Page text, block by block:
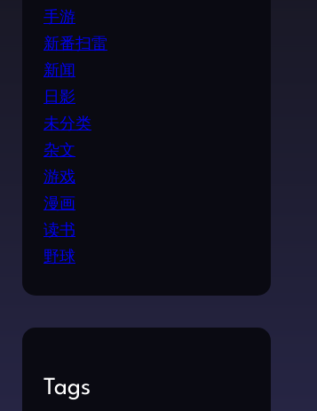
手游
新番扫雷
新闻
日影
未分类
杂文
游戏
漫画
读书
野球
Tags